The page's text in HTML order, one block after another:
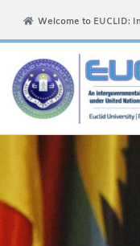
Welcome to EUCLID: